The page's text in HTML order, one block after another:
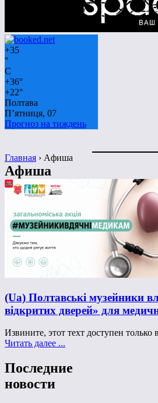
+35
°
C
+36°
+22°
Полтава
П’ятниця, 07
Прогноз на тиждень
Главная › Aфиша
Aфиша
(Ua) Полтавські музейники
відкритих дверей» для
Извините, этот техт доступен только
Читать далее ...
Последние
новости